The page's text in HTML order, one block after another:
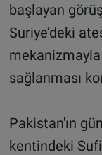
başlayan
Suriye’deki
sağlanması
Pakistan'ın
kentindeki